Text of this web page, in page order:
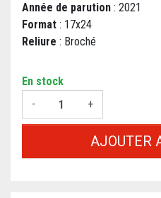
Année de parution : 2021
Format : 17x24
Reliure : Broché
En stock
-
+
AJOUTER